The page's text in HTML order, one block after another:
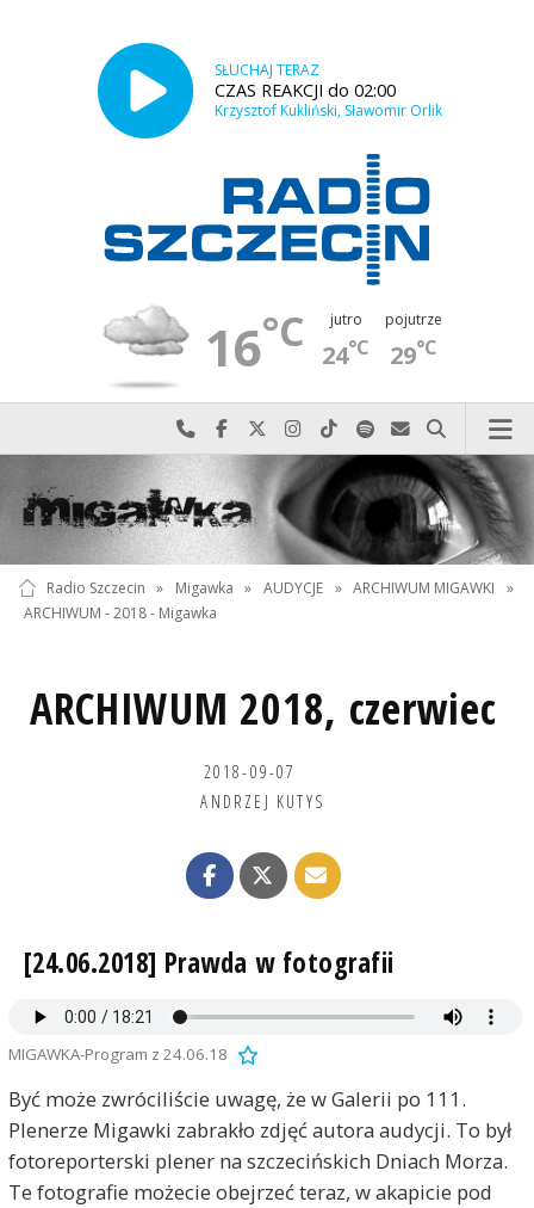
SŁUCHAJ TERAZ
CZAS REAKCJI do 02:00
Krzysztof Kukliński, Sławomir Orlik
16°C jutro
24°C
pojutrze
29°C
Najlepiej po prostu do nas zadzwoń
Odwiedź nas na Facebook-u
Odwiedź nas na X
Odwiedź nas na Instagram-ie
Odwiedź nas na TikTok-u
Szukaj nas na Spotify
Wyślij do nas
Szukaj
Radio Szczecin » Migawka » AUDYCJE » ARCHIWUM MIGAWKI
»
ARCHIWUM - 2018 - Migawka
ARCHIWUM 2018, czerwiec
2018-09-07
ANDRZEJ KUTYS
[24.06.2018] Prawda w fotografii
MIGAWKA-Program z 24.06.18
Być może zwróciliście uwagę, że w Galerii po 111.
Plenerze Migawki zabrakło zdjęć autora audycji. To był
fotoreporterski plener na szczecińskich Dniach Morza.
Te fotografie możecie obejrzeć teraz, w akapicie pod